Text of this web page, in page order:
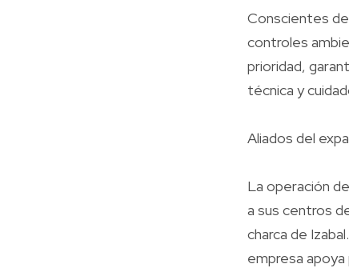
Conscientes
controles
prioridad,
técnica y
Aliados del
La operación
a sus centros
charca de
empresa